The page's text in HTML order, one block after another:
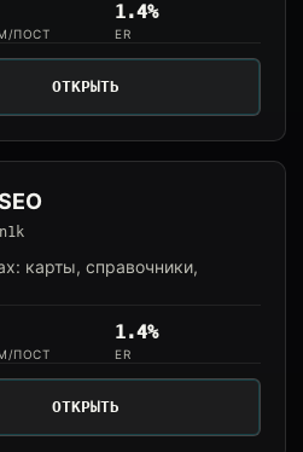
ПОСТ
1.4%
ER
ОТКРЫТЬ
карты, справочники,
ПОСТ
1.4%
ER
ОТКРЫТЬ